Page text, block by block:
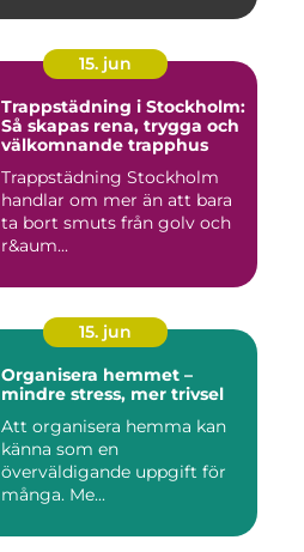
15. jun
Trappstädning i Stockholm:
Så skapas rena, trygga och
välkomnande trapphus
Trappstädning Stockholm
handlar om mer än att bara
ta bort smuts från golv och
r&aum...
15. jun
Organisera hemmet –
mindre stress, mer trivsel
Att organisera hemma kan
känna som en
överväldigande uppgift för
många. Me...